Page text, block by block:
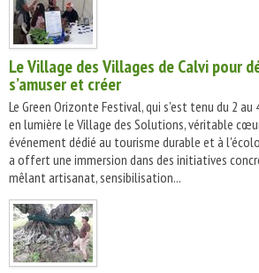
Le Village des Villages de Calvi pour
s’amuser et créer
Le Green Orizonte Festival, qui s'est tenu du 2 au
en lumière le Village des Solutions, véritable
événement dédié au tourisme durable et à
a offert une immersion dans des initiatives
mêlant artisanat, sensibilisation...